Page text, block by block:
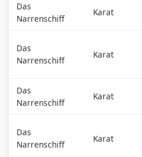
Das
Narrenschiff
Karat
Das
Narrenschiff
Karat
Das
Narrenschiff
Karat
Das
Narrenschiff
Karat